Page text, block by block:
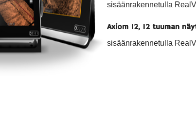
sisäänrakennetulla
Axiom 12, 12 tuuman
sisäänrakennetulla